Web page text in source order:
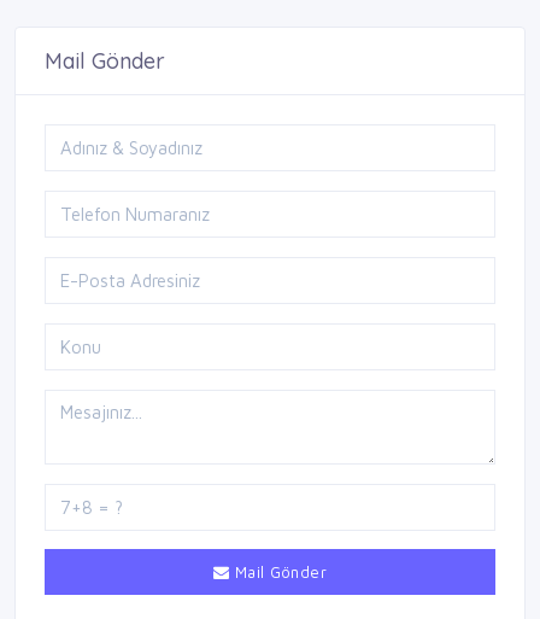
Mail Gönder
Mail Gönder